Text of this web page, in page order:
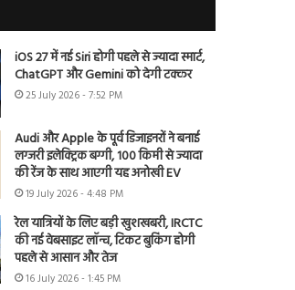
iOS 27 में नई Siri होगी पहले से ज्यादा स्मार्ट,
ChatGPT और Gemini को देगी टक्कर
25 July 2026 - 7:52 PM
Audi और Apple के पूर्व डिजाइनरों ने बनाई
लग्जरी इलेक्ट्रिक बग्गी, 100 किमी से ज्यादा
की रेंज के साथ आएगी यह अनोखी EV
19 July 2026 - 4:48 PM
रेल यात्रियों के लिए बड़ी खुशखबरी, IRCTC
की नई वेबसाइट लॉन्च, टिकट बुकिंग होगी
पहले से आसान और तेज
16 July 2026 - 1:45 PM